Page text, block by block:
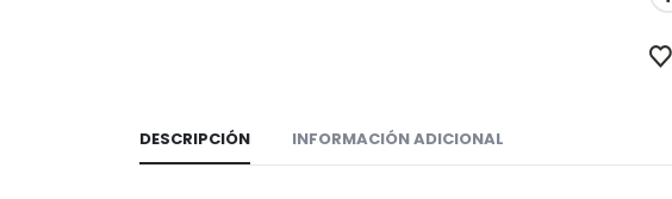
DESCRIPCIÓN INFORMACIÓN ADICIONAL